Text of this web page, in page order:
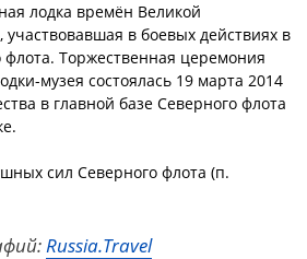
лодка времён Великой
в боевых действиях в
флота. Торжественная церемония
музея состоялась 19 марта 2014
в главной базе Северного флота
сил Северного флота (п.
Russia.Travel